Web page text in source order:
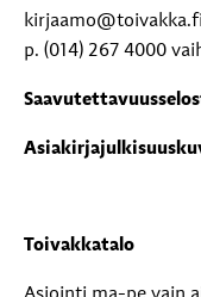
kirjaamo@toivakka.fi
p. (014) 267 4000
Toivakkatalo